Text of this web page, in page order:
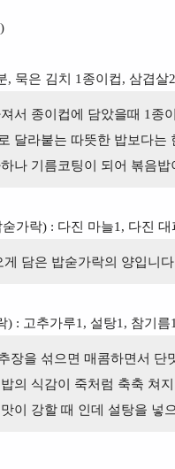
, 묵은 김치 1종이컵, 삼겹살
서 종이컵에 담았을때 1종
달라붙는 따뜻한 밥보다는
나 기름코팅이 되어 볶음밥
가락) : 다진 마늘1, 다진 대
담은 밥숟가락의 양입니
) : 고추가루1, 설탕1, 참기름
장을 섞으면 매콤하면서 단
의 식감이 죽처럼 축축 쳐
이 강할 때 인데 설탕을 넣